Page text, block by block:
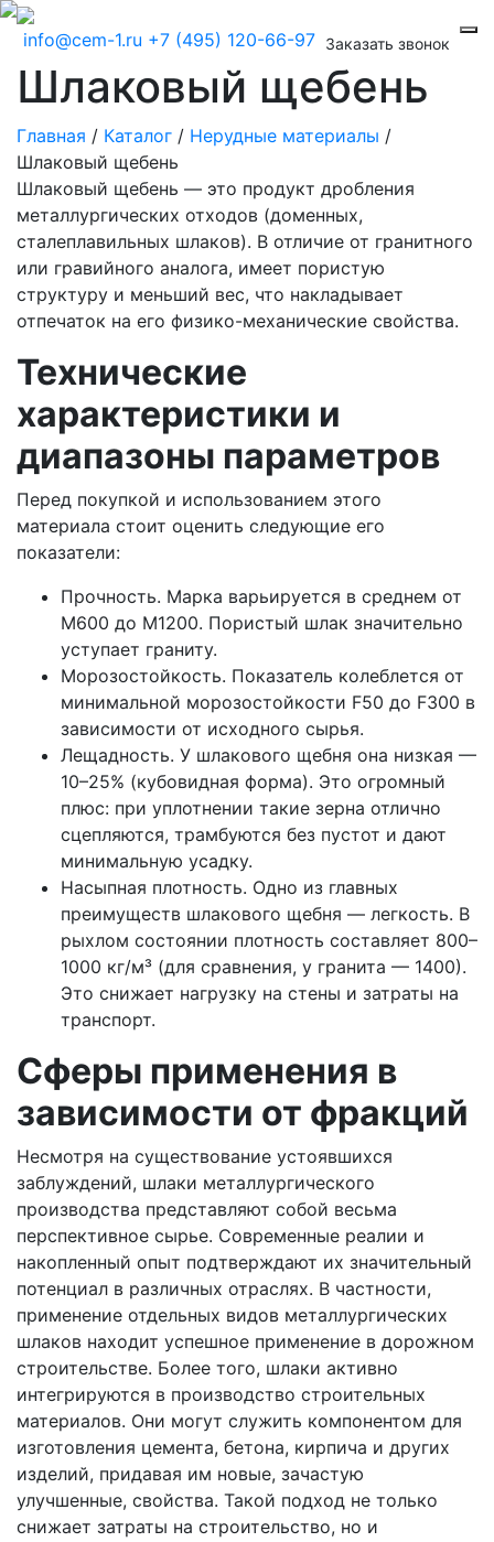
info@cem-1.ru +7 (495) 120-66-97 Заказать звонок
Шлаковый щебень
Главная / Каталог / Нерудные материалы /
Шлаковый щебень
Шлаковый щебень — это продукт дробления
металлургических отходов (доменных,
сталеплавильных шлаков). В отличие от гранитного
или гравийного аналога, имеет пористую
структуру и меньший вес, что накладывает
отпечаток на его физико-механические свойства.
Технические
характеристики и
диапазоны параметров
Перед покупкой и использованием этого
материала стоит оценить следующие его
показатели:
Прочность. Марка варьируется в среднем от
М600 до М1200. Пористый шлак значительно
уступает граниту.
Морозостойкость. Показатель колеблется от
минимальной морозостойкости F50 до F300 в
зависимости от исходного сырья.
Лещадность. У шлакового щебня она низкая —
10–25% (кубовидная форма). Это огромный
плюс: при уплотнении такие зерна отлично
сцепляются, трамбуются без пустот и дают
минимальную усадку.
Насыпная плотность. Одно из главных
преимуществ шлакового щебня — легкость. В
рыхлом состоянии плотность составляет 800–
1000 кг/м³ (для сравнения, у гранита — 1400).
Это снижает нагрузку на стены и затраты на
транспорт.
Сферы применения в
зависимости от фракций
Несмотря на существование устоявшихся
заблуждений, шлаки металлургического
производства представляют собой весьма
перспективное сырье. Современные реалии и
накопленный опыт подтверждают их значительный
потенциал в различных отраслях. В частности,
применение отдельных видов металлургических
шлаков находит успешное применение в дорожном
строительстве. Более того, шлаки активно
интегрируются в производство строительных
материалов. Они могут служить компонентом для
изготовления цемента, бетона, кирпича и других
изделий, придавая им новые, зачастую
улучшенные, свойства. Такой подход не только
снижает затраты на строительство, но и